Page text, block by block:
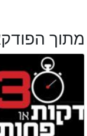
מתוך